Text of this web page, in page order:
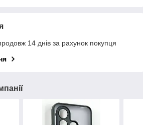
14 днів за рахунок покупця